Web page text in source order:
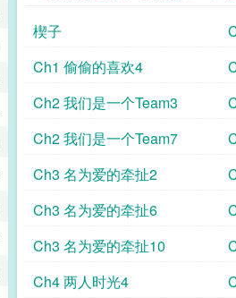
楔子
Ch1 偷偷的喜欢4
Ch2 我们是一个Team3
Ch2 我们是一个Team7
Ch3 名为爱的牵扯2
Ch3 名为爱的牵扯6
Ch3 名为爱的牵扯10
Ch4 两人时光4